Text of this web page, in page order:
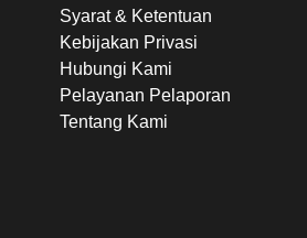
Syarat & Ketentuan
Kebijakan Privasi
Hubungi Kami
Pelayanan Pelaporan
Tentang Kami